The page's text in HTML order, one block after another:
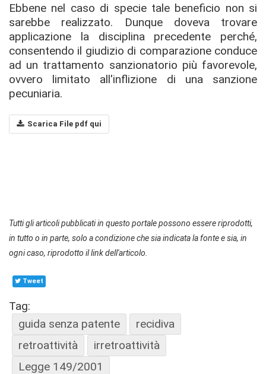
Ebbene nel caso di specie tale beneficio non si
sarebbe realizzato. Dunque doveva trovare
applicazione la disciplina precedente perché,
consentendo il giudizio di comparazione conduce
ad un trattamento sanzionatorio più favorevole,
ovvero limitato all'inflizione di una sanzione
pecuniaria.
Scarica File pdf qui
Tutti gli articoli pubblicati in questo portale possono essere riprodotti,
in tutto o in parte, solo a condizione che sia indicata la fonte e sia, in
ogni caso, riprodotto il link dell'articolo.
Tweet
Tag:
guida senza patente
recidiva
retroattività
irretroattività
Legge 149/2001